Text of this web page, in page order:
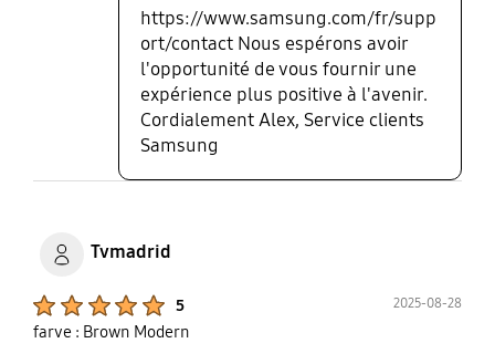
https://www.samsung.com/fr/supp
ort/contact Nous espérons avoir
l'opportunité de vous fournir une
expérience plus positive à l'avenir.
Cordialement Alex, Service clients
Samsung
Tvmadrid
5 2025-08-28
farve : Brown Modern